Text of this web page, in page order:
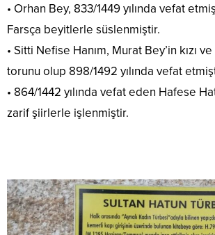
• Orhan Bey, 833/1449 yılında vefat
Farsça beyitlerle süslenmiştir.
• Sitti Nefise Hanım, Murat Bey’in kızı
torunu olup 898/1492 yılında vefat
• 864/1442 yılında vefat eden Hafese
zarif şiirlerle işlenmiştir.